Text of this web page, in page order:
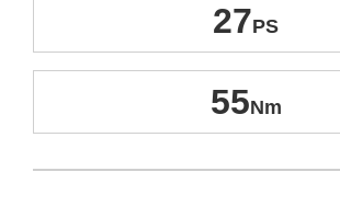
27
55